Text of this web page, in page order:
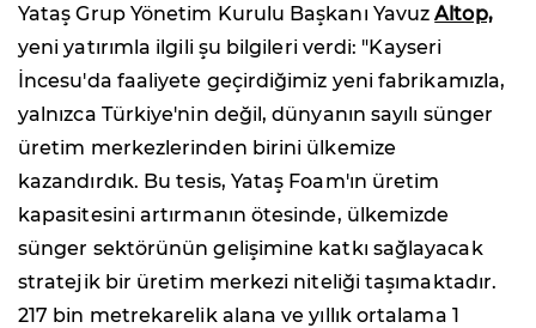
Yataş Grup Yönetim Kurulu Başkanı YavuzAltop,
yeni yatırımla ilgili şu bilgileri verdi: "Kayseri
İncesu'da faaliyete geçirdiğimiz yeni fabrikamızla,
yalnızca Türkiye'nin değil, dünyanın sayılı sünger
üretim merkezlerinden birini ülkemize
kazandırdık. Bu tesis, Yataş Foam'ın üretim
kapasitesini artırmanın ötesinde, ülkemizde
sünger sektörünün gelişimine katkı sağlayacak
stratejik bir üretim merkezi niteliği taşımaktadır.
217 bin metrekarelik alana ve yıllık ortalama 1